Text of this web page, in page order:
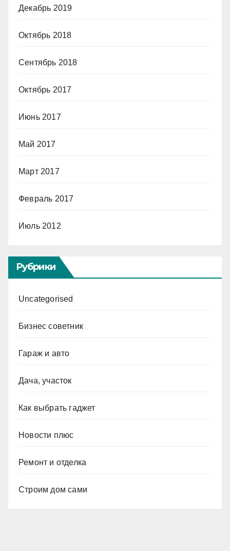
Декабрь 2019
Октябрь 2018
Сентябрь 2018
Октябрь 2017
Июнь 2017
Май 2017
Март 2017
Февраль 2017
Июль 2012
Рубрики
Uncategorised
Бизнес советник
Гараж и авто
Дача, участок
Как выбрать гаджет
Новости плюс
Ремонт и отделка
Строим дом сами